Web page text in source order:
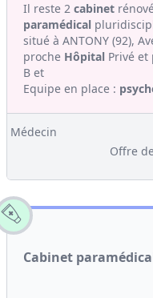
Il reste 2 cabinet
paramédical
situé à ANTONY (92),
proche Hôpital Privé et
B et
Equipe en place :
Médecin
Offre
Cabinet